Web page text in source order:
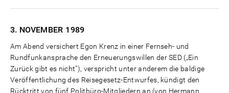
3. NOVEMBER 1989
Am Abend versichert Egon Krenz in einer Fernseh- und
Rundfunkansprache den Erneuerungswillen der SED („Ein
Zurück gibt es nicht"), verspricht unter anderem die baldige
Veröffentlichung des Reisegesetz-Entwurfes, kündigt den
Rücktritt von fünf Politbüro-Mitgliedern an (von Hermann